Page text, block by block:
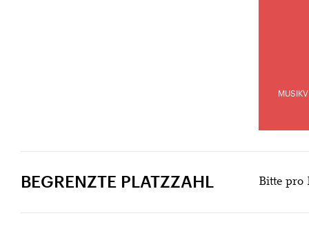
BEGRENZTE PLATZZAHL Bitte pro